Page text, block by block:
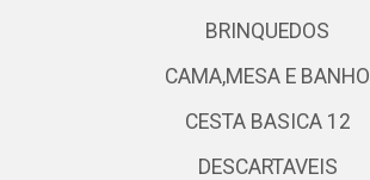
BRINQUEDOS
CAMA,MESA E BANHO
CESTA BASICA 12
DESCARTAVEIS